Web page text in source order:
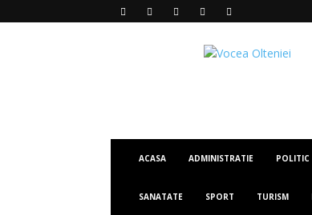
ACASA ADMINISTRATIE POLITIC
SANATATE SPORT TURISM